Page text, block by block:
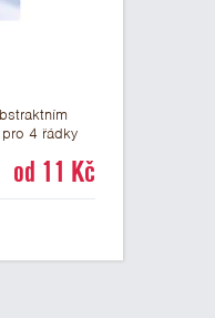
4 řádky
od 11 Kč